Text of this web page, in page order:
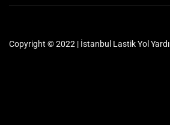
Copyright © 2022 | İstanbul Lastik Yol